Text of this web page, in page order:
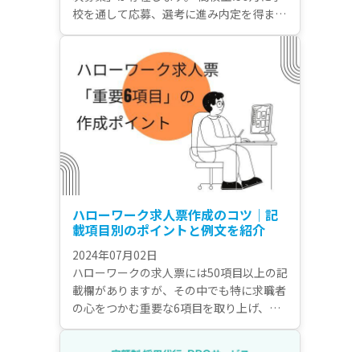
校を通して応募、選考に進み内定を得ま
す。 この時期が「一次募集」。 そして一
次募集期間終了後に、予定採用人数に足ら
ずさらに募集を継続するか、または追加で
採用活動を行うのが「二次募集」です。 今
回は二次募集について解説します。
ハローワーク求人票作成のコツ｜記
載項目別のポイントと例文を紹介
2024年07月02日
ハローワークの求人票には50項目以上の記
載欄がありますが、その中でも特に求職者
の心をつかむ重要な6項目を取り上げ、作
成ポイントを紹介していきます。各例文を